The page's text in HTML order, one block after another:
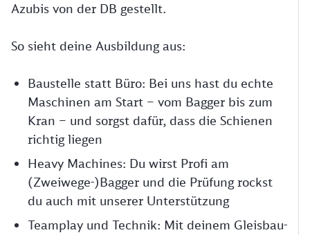
Azubis von der DB gestellt.
So sieht deine Ausbildung aus:
Baustelle statt Büro: Bei uns hast du echte
Maschinen am Start – vom Bagger bis zum
Kran – und sorgst dafür, dass die Schienen
richtig liegen
Heavy Machines: Du wirst Profi am
(Zweiwege-)Bagger und die Prüfung rockst
du auch mit unserer Unterstützung
Teamplay und Technik: Mit deinem Gleisbau-